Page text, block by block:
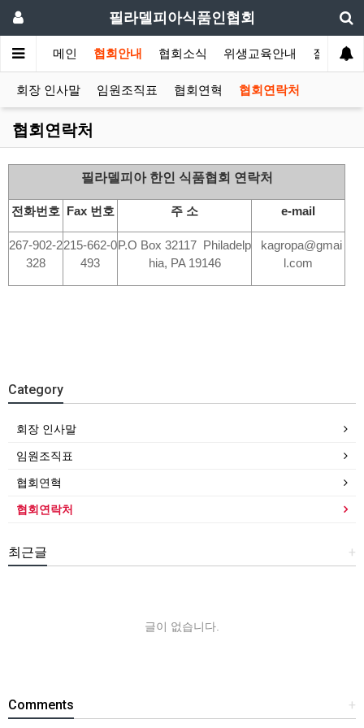
필라델피아식품인협회
메인 협회안내 협회소식 위생교육안내 질의답변
회장 인사말 임원조직표 협회연혁 협회연락처
협회연락처
필라델피아 한인 식품협회 연락처
전화번호 Fax 번호 주 소 e-mail
267-902-2
328
215-662-0
493
P.O Box 32117 Philadelp
hia, PA 19146
kagropa@gmai
l.com
Category
회장 인사말
임원조직표
협회연혁
협회연락처
+
최근글
글이 없습니다.
+
Comments